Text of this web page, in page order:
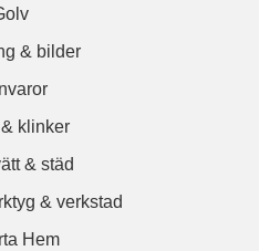
& bilder
klinker
& städ
& verkstad
Hem